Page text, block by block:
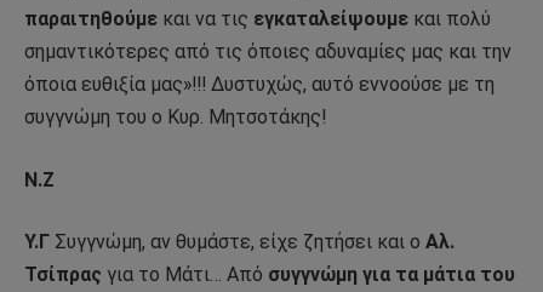
παραιτηθούμε και να τις εγκαταλείψουμε και πολύ
σημαντικότερες από τις όποιες αδυναμίες μας και την
όποια ευθιξία μας»!!! Δυστυχώς, αυτό εννοούσε με τη
συγγνώμη του ο Κυρ. Μητσοτάκης!
Ν.Ζ
Υ.Γ Συγγνώμη, αν θυμάστε, είχε ζητήσει και ο Αλ.
Τσίπρας για το Μάτι… Από συγγνώμη για τα μάτια του